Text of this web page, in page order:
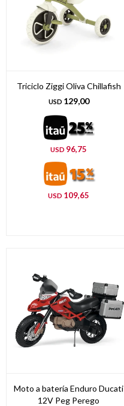
Triciclo Ziggi Oliva Chillafish
USD 129,00
USD 96,75
USD 109,65
Moto a batería Enduro Ducati
12V Peg Perego